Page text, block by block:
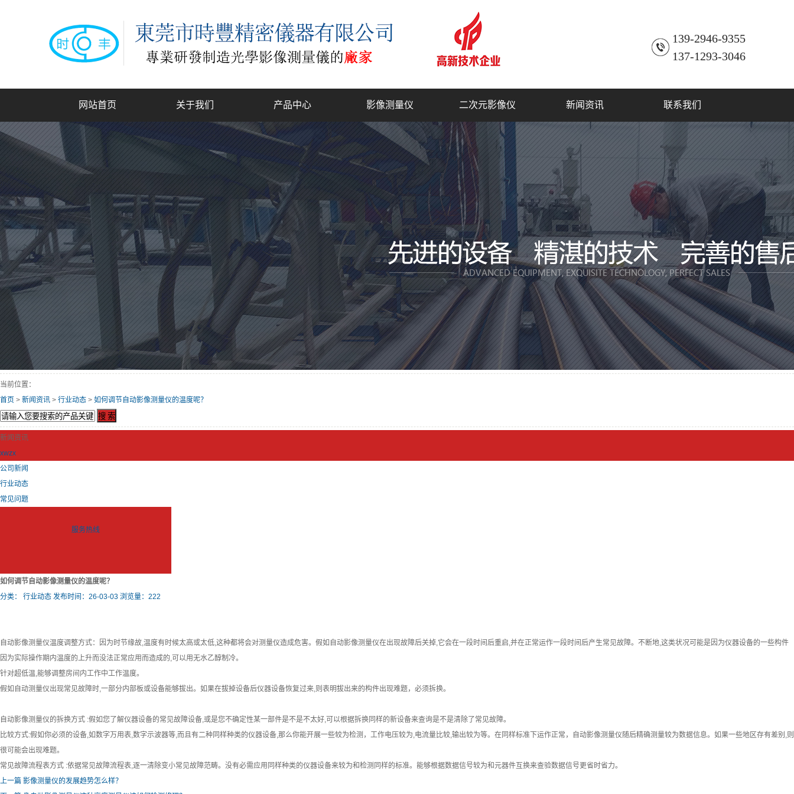
139-2946-9355
137-1293-3046
网站首页 关于我们
公司简介
联系我们
产品中心
复合式2.5D测量仪
工具显微镜
龙门结构影像测量仪
全自动影像测量仪
手动型二次元影像测量仪
一键式快速测量仪
影像测量仪 二次元影像仪 新闻资讯
公司新闻
行业动态
常见问题
联系我们
联系方式
当前位置：
首页 > 新闻资讯 > 行业动态 > 如何调节自动影像测量仪的温度呢？
新闻资讯
xwzx
公司新闻
行业动态
常见问题
服务热线
如何调节自动影像测量仪的温度呢？
分类： 行业动态 发布时间：26-03-03 浏览量：222
自动影像测量仪温度调整方式：因为时节缘故,温度有时候太高或太低,这种都将会对测量仪造成危害。假如自动影像测量仪在出现故障后关掉,它会在一段时间后重启,并在正常运作一段时间后产生常见故障。不断地,这类状况可能是因为仪器设备的一些构件
因为实际操作期内温度的上升而没法正常应用而造成的,可以用无水乙醇制冷。
针对超低温,能够调整房间内工作中工作温度。
假如自动测量仪出现常见故障时,一部分内部板或设备能够拔出。如果在拔掉设备后仪器设备恢复过来,则表明拔出来的构件出现难题，必须拆换。
自动影像测量仪的拆换方式 :假如您了解仪器设备的常见故障设备,或是您不确定性某一部件是不是不太好,可以根据拆换同样的新设备来查询是不是清除了常见故障。
比较方式:假如你必须的设备,如数字万用表,数字示波器等,而且有二种同样种类的仪器设备,那么你能开展一些较为检测，工作电压较为,电流量比较,输出较为等。在同样标准下运作正常，自动影像测量仪随后精确测量较为数据信息。如果一些地区存有差别,则
很可能会出现难题。
常见故障流程表方式 :依据常见故障流程表,逐一清除变小常见故障范畴。没有必需应用同样种类的仪器设备来较为和检测同样的标准。能够根据数据信号较为和元器件互换来查验数据信号更省时省力。
上一篇 影像测量仪的发展趋势怎么样？